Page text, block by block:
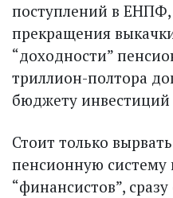
поступлений в
прекращения
“доходности”
триллион-полтора
бюджету
Стоит только
пенсионную систему
“финансистов”,